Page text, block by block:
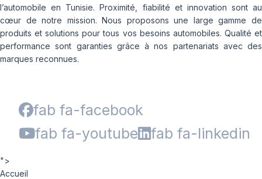
l’automobile en Tunisie. Proximité, fiabilité et innovation sont au
cœur de notre mission. Nous proposons une large gamme de
produits et solutions pour tous vos besoins automobiles. Qualité et
performance sont garanties grâce à nos partenariats avec des
marques reconnues.
fab fa-facebook
fab fa-youtube
fab fa-linkedin
">
Accueil